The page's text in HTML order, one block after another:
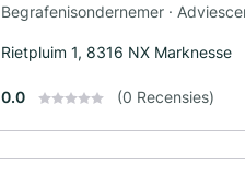
Begrafenisondernemer ·
Rietpluim 1, 8316 NX Marknesse
0.0 (0 Recensies)